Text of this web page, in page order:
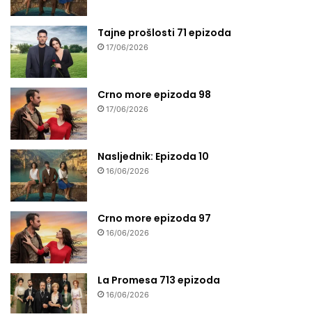
Tajne prošlosti 71 epizoda
17/06/2026
Crno more epizoda 98
17/06/2026
Nasljednik: Epizoda 10
16/06/2026
Crno more epizoda 97
16/06/2026
La Promesa 713 epizoda
16/06/2026